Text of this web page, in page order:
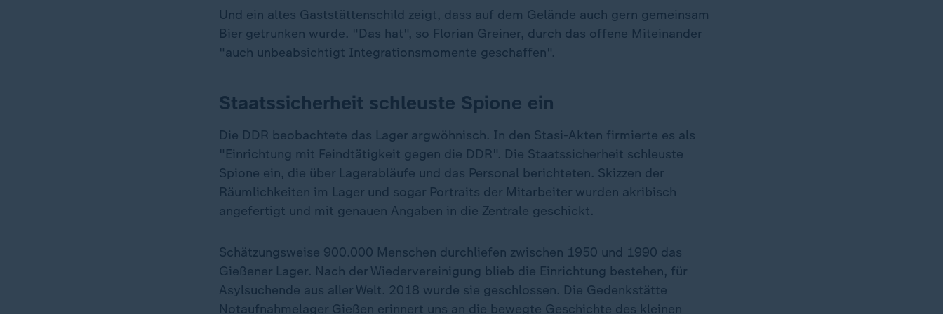
Und ein altes Gaststättenschild zeigt, dass auf dem Gelände auch gern gemeinsam
Bier getrunken wurde. "Das hat", so Florian Greiner, durch das offene Miteinander
"auch unbeabsichtigt Integrationsmomente geschaffen".
Staatssicherheit schleuste Spione ein
Die DDR beobachtete das Lager argwöhnisch. In den Stasi-Akten firmierte es als
"Einrichtung mit Feindtätigkeit gegen die DDR". Die Staatssicherheit schleuste
Spione ein, die über Lagerabläufe und das Personal berichteten. Skizzen der
Räumlichkeiten im Lager und sogar Portraits der Mitarbeiter wurden akribisch
angefertigt und mit genauen Angaben in die Zentrale geschickt.
Schätzungsweise 900.000 Menschen durchliefen zwischen 1950 und 1990 das
Gießener Lager. Nach der Wiedervereinigung blieb die Einrichtung bestehen, für
Asylsuchende aus aller Welt. 2018 wurde sie geschlossen. Die Gedenkstätte
Notaufnahmelager Gießen erinnert uns an die bewegte Geschichte des kleinen